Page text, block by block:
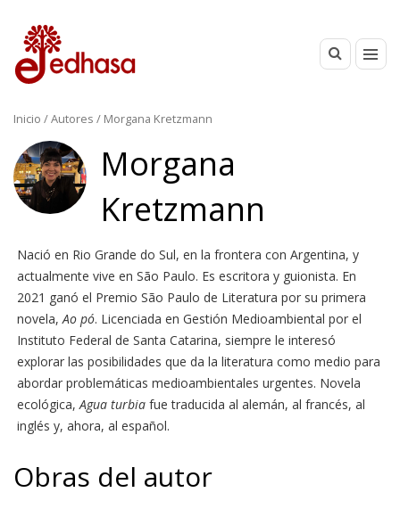
Inicio / Autores / Morgana Kretzmann
Morgana
Kretzmann
Nació en Rio Grande do Sul, en la frontera con Argentina, y
actualmente vive en São Paulo. Es escritora y guionista. En
2021 ganó el Premio São Paulo de Literatura por su primera
novela,Ao pó. Licenciada en Gestión Medioambiental por el
Instituto Federal de Santa Catarina, siempre le interesó
explorar las posibilidades que da la literatura como medio para
abordar problemáticas medioambientales urgentes. Novela
ecológica,Agua turbia fue traducida al alemán, al francés, al
inglés y, ahora, al español.
Obras del autor